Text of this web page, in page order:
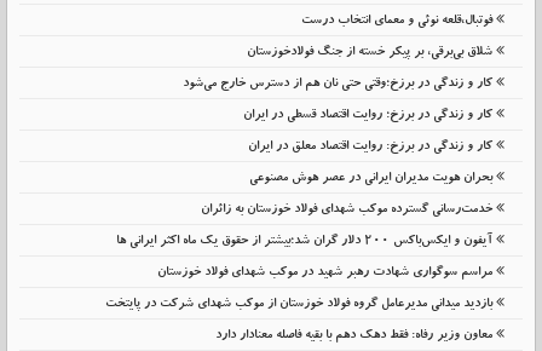
فوتبال،قلعه نوئی و معمای انتخاب درست
شلاق‌ بی‌برقی، بر پیکر خسته‌ از جنگ فولادخوزستان
کار و زندگی در برزخ؛وقتی حتی نان هم از دسترس خارج می‌شود
کار و زندگی در برزخ؛ روایت اقتصاد قسطی در ایران
کار و زندگی در برزخ: روایت اقتصاد معلق در ایران
بحران هویت مدیران ایرانی در عصر هوش مصنوعی
خدمت‌رسانی گسترده موکب شهدای فولاد خوزستان به زائران
آیفون و ایکس‌باکس ۲۰۰ دلار گران شد؛بیشتر از حقوق یک ماه اکثر ایرانی ها
مراسم سوگواری شهادت رهبر شهید در موکب شهدای فولاد خوزستان
بازدید میدانی مدیرعامل گروه فولاد خوزستان از موکب شهدای شرکت در پایتخت
معاون وزیر رفاه: فقط دهک دهم با بقیه فاصله معنادار دارد